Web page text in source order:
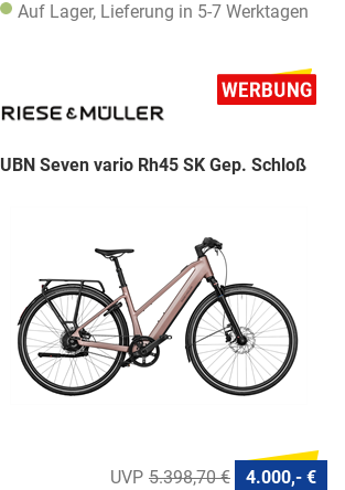
Auf Lager, Lieferung in 5-7 Werktagen
UBN Seven vario Rh45 SK Gep. Schloß
5.398,70 € 4.000,- €